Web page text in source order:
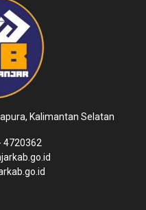
Kalimantan Selatan
4720362